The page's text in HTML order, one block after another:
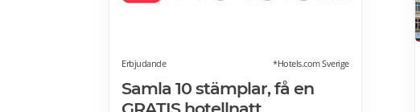
Erbjudande *Hotels.com Sverige
Samla 10 stämplar, få en